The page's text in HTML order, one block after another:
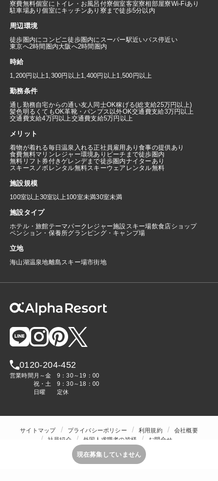
寮費無料個室にトイレ・お風呂付寮個室客室寮相部屋寮Wi-Fiあり
駐車場あり個室にキッチンあり 寮まで徒歩5分以内
周辺環境
徒歩圏内にコンビニ徒歩圏内にスーパー駅近いバス停近い
東京へ2時間圏内大阪へ2時間圏内
時給
1,200円以上1,300円以上1,400円以上1,500円以上
勤務条件
通し勤務自宅からの通い友人同士OK稼げる(総支給25万円以上)
髪色明るくてもOK革靴・パンプス以外OK交通費支給3万円以上
交通費支給4万円以上交通費支給5万円以上
メリット
着物が着れる毎日温泉入れる正社員雇用あり食事の提供あり
食費無料マリンレジャー環境あり ビーチまで徒歩圏内
無料リフト券付きゲレンデまで徒歩圏内ナイターあり
スキースノボレンタル無料スキーウェアレンタル無料
施設規模
100室以上30室以上100室未満30室未満
施設タイプ
ホテル・旅館テーマパーク レジャー施設スキー場飲食店ショップ
ペンション・保養所グランピング・キャンプ場
立地
海山湖温泉地離島スキー場市街地
0120-204-452
営業時間 月～金
9：30～19：00
祝・土
9：30～18：00
日曜
定休
サイトマップ プライバシーポリシー 利用規約
会社概要
社員紹介
外国人求職者の皆様
お問合せ
現在募集していません